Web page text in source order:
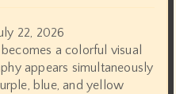
22, 2026
a colorful visual
appears simultaneously
blue, and yellow